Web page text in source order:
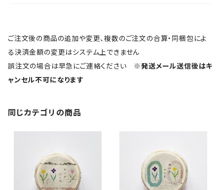
ご注文後の商品の追加や変更、複数のご注文の合算・同梱包によ
る決済金額の変更はシステム上できません
誤注文の場合は早急にご連絡ください ※発送メール送信後はキ
ャンセル不可になります
同じカテゴリの商品